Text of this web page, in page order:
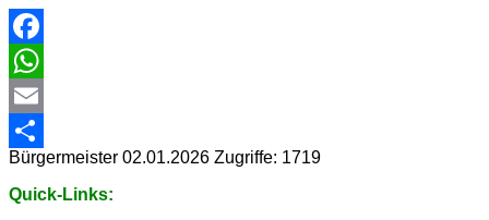
Facebook
WhatsApp
Email
Share
Bürgermeister 02.01.2026 Zugriffe: 1719
Quick-Links: